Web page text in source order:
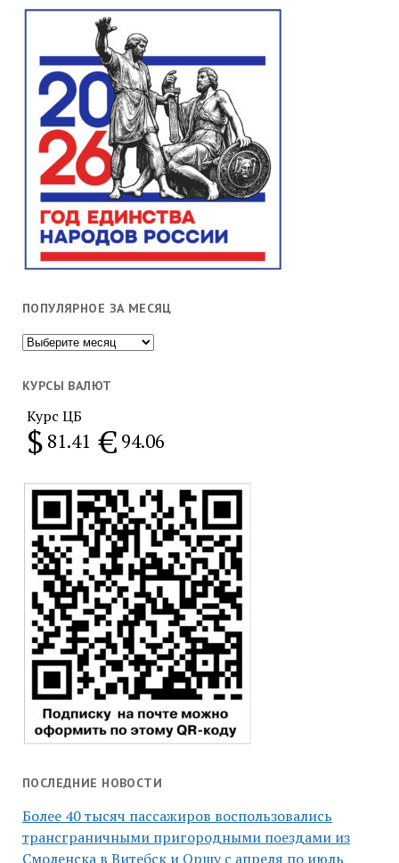
ПОПУЛЯРНОЕ ЗА МЕСЯЦ
Популярное
месяц
КУРСЫ ВАЛЮТ
Курс ЦБ
$ 81.41 € 94.06
ПОСЛЕДНИЕ НОВОСТИ
Более 40 тысяч пассажиров воспользовались
трансграничными пригородными поездами из
Смоленска в Витебск и Оршу с апреля по июль